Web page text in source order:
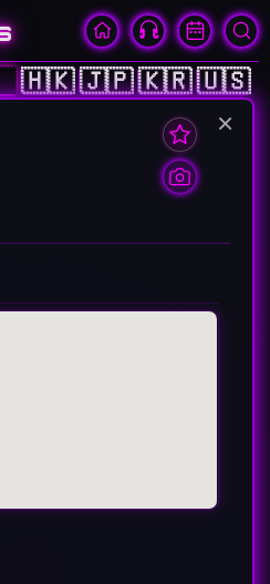
🇭🇰🇯🇵🇰🇷🇺🇸
×